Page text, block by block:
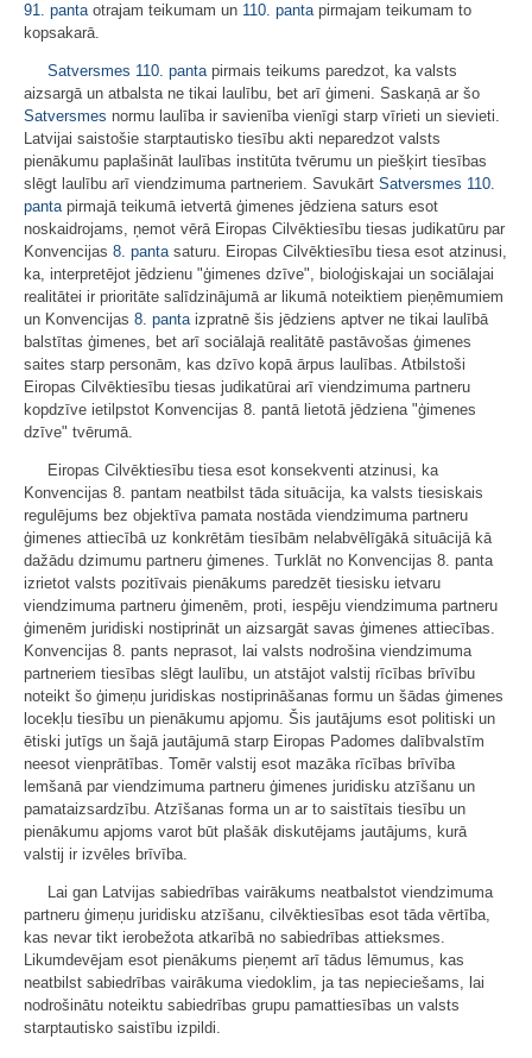
91. pantaotrajam teikumam un 110. pantapirmajam teikumam to
kopsakarā.
Satversmes 110. pantapirmais teikums paredzot, ka valsts
aizsargā un atbalsta ne tikai laulību, bet arī ģimeni. Saskaņā ar šo
Satversmes normu laulība ir savienība vienīgi starp vīrieti un sievieti.
Latvijai saistošie starptautisko tiesību akti neparedzot valsts
pienākumu paplašināt laulības institūta tvērumu un piešķirt tiesības
slēgt laulību arī viendzimuma partneriem. Savukārt Satversmes 110.
pantapirmajā teikumā ietvertā ģimenes jēdziena saturs esot
noskaidrojams, ņemot vērā Eiropas Cilvēktiesību tiesas judikatūru par
Konvencijas 8. pantasaturu. Eiropas Cilvēktiesību tiesa esot atzinusi,
ka, interpretējot jēdzienu "ģimenes dzīve", bioloģiskajai un sociālajai
realitātei ir prioritāte salīdzinājumā ar likumā noteiktiem pieņēmumiem
un Konvencijas 8. pantaizpratnē šis jēdziens aptver ne tikai laulībā
balstītas ģimenes, bet arī sociālajā realitātē pastāvošas ģimenes
saites starp personām, kas dzīvo kopā ārpus laulības. Atbilstoši
Eiropas Cilvēktiesību tiesas judikatūrai arī viendzimuma partneru
kopdzīve ietilpstot Konvencijas 8. pantā lietotā jēdziena "ģimenes
dzīve" tvērumā.
Eiropas Cilvēktiesību tiesa esot konsekventi atzinusi, ka
Konvencijas 8. pantam neatbilst tāda situācija, ka valsts tiesiskais
regulējums bez objektīva pamata nostāda viendzimuma partneru
ģimenes attiecībā uz konkrētām tiesībām nelabvēlīgākā situācijā kā
dažādu dzimumu partneru ģimenes. Turklāt no Konvencijas 8. panta
izrietot valsts pozitīvais pienākums paredzēt tiesisku ietvaru
viendzimuma partneru ģimenēm, proti, iespēju viendzimuma partneru
ģimenēm juridiski nostiprināt un aizsargāt savas ģimenes attiecības.
Konvencijas 8. pants neprasot, lai valsts nodrošina viendzimuma
partneriem tiesības slēgt laulību, un atstājot valstij rīcības brīvību
noteikt šo ģimeņu juridiskas nostiprināšanas formu un šādas ģimenes
locekļu tiesību un pienākumu apjomu. Šis jautājums esot politiski un
ētiski jutīgs un šajā jautājumā starp Eiropas Padomes dalībvalstīm
neesot vienprātības. Tomēr valstij esot mazāka rīcības brīvība
lemšanā par viendzimuma partneru ģimenes juridisku atzīšanu un
pamataizsardzību. Atzīšanas forma un ar to saistītais tiesību un
pienākumu apjoms varot būt plašāk diskutējams jautājums, kurā
valstij ir izvēles brīvība.
Lai gan Latvijas sabiedrības vairākums neatbalstot viendzimuma
partneru ģimeņu juridisku atzīšanu, cilvēktiesības esot tāda vērtība,
kas nevar tikt ierobežota atkarībā no sabiedrības attieksmes.
Likumdevējam esot pienākums pieņemt arī tādus lēmumus, kas
neatbilst sabiedrības vairākuma viedoklim, ja tas nepieciešams, lai
nodrošinātu noteiktu sabiedrības grupu pamattiesības un valsts
starptautisko saistību izpildi.